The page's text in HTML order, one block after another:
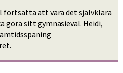
fortsätta att vara det självklara
göra sitt gymnasieval. Heidi,